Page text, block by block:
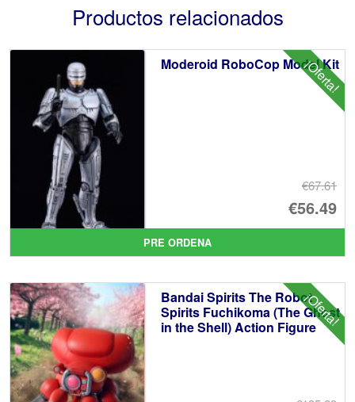
Productos relacionados
¡Oferta!
Moderoid RoboCop Model Kit
€67.61
El
€56.49
El
PRE ORDENA
¡Oferta!
Bandai Spirits The Robot
Spirits Fuchikoma (The Ghost
in the Shell) Action Figure